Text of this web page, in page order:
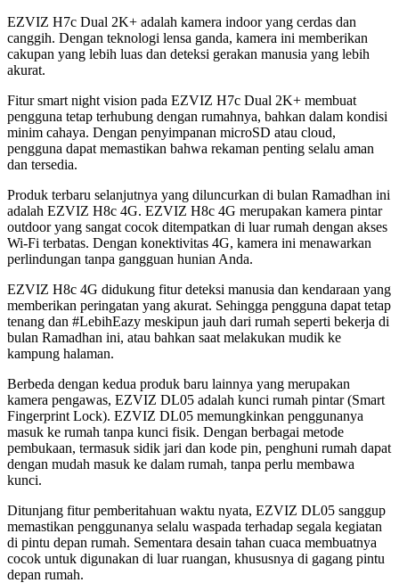
EZVIZ H7c Dual 2K+ adalah kamera indoor yang cerdas dan
canggih. Dengan teknologi lensa ganda, kamera ini memberikan
cakupan yang lebih luas dan deteksi gerakan manusia yang lebih
akurat.
Fitur smart night vision pada EZVIZ H7c Dual 2K+ membuat
pengguna tetap terhubung dengan rumahnya, bahkan dalam kondisi
minim cahaya. Dengan penyimpanan microSD atau cloud,
pengguna dapat memastikan bahwa rekaman penting selalu aman
dan tersedia.
Produk terbaru selanjutnya yang diluncurkan di bulan Ramadhan ini
adalah EZVIZ H8c 4G. EZVIZ H8c 4G merupakan kamera pintar
outdoor yang sangat cocok ditempatkan di luar rumah dengan akses
Wi-Fi terbatas. Dengan konektivitas 4G, kamera ini menawarkan
perlindungan tanpa gangguan hunian Anda.
EZVIZ H8c 4G didukung fitur deteksi manusia dan kendaraan yang
memberikan peringatan yang akurat. Sehingga pengguna dapat tetap
tenang dan #LebihEazy meskipun jauh dari rumah seperti bekerja di
bulan Ramadhan ini, atau bahkan saat melakukan mudik ke
kampung halaman.
Berbeda dengan kedua produk baru lainnya yang merupakan
kamera pengawas, EZVIZ DL05 adalah kunci rumah pintar (Smart
Fingerprint Lock). EZVIZ DL05 memungkinkan penggunanya
masuk ke rumah tanpa kunci fisik. Dengan berbagai metode
pembukaan, termasuk sidik jari dan kode pin, penghuni rumah dapat
dengan mudah masuk ke dalam rumah, tanpa perlu membawa
kunci.
Ditunjang fitur pemberitahuan waktu nyata, EZVIZ DL05 sanggup
memastikan penggunanya selalu waspada terhadap segala kegiatan
di pintu depan rumah. Sementara desain tahan cuaca membuatnya
cocok untuk digunakan di luar ruangan, khususnya di gagang pintu
depan rumah.